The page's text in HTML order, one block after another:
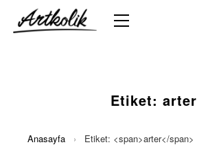
Etiket: arter
Anasayfa › Etiket: <span>arter</span>